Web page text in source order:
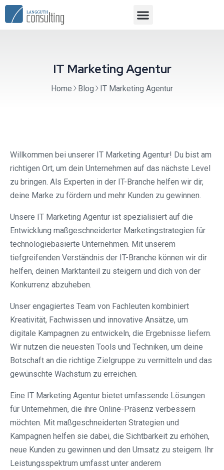
IT Marketing Agentur
Home Blog IT Marketing Agentur
Willkommen bei unserer IT Marketing Agentur! Du bist am
richtigen Ort, um dein Unternehmen auf das nächste Level
zu bringen. Als Experten in der IT-Branche helfen wir dir,
deine Marke zu fördern und mehr Kunden zu gewinnen.
Unsere IT Marketing Agentur ist spezialisiert auf die
Entwicklung maßgeschneiderter Marketingstrategien für
technologiebasierte Unternehmen. Mit unserem
tiefgreifenden Verständnis der IT-Branche können wir dir
helfen, deinen Marktanteil zu steigern und dich von der
Konkurrenz abzuheben.
Unser engagiertes Team von Fachleuten kombiniert
Kreativität, Fachwissen und innovative Ansätze, um
digitale Kampagnen zu entwickeln, die Ergebnisse liefern.
Wir nutzen die neuesten Tools und Techniken, um deine
Botschaft an die richtige Zielgruppe zu vermitteln und das
gewünschte Wachstum zu erreichen.
Eine IT Marketing Agentur bietet umfassende Lösungen
für Unternehmen, die ihre Online-Präsenz verbessern
möchten. Mit maßgeschneiderten Strategien und
Kampagnen helfen sie dabei, die Sichtbarkeit zu erhöhen,
neue Kunden zu gewinnen und den Umsatz zu steigern. Ihr
Leistungsspektrum umfasst unter anderem